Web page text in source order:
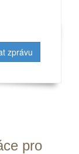
pro